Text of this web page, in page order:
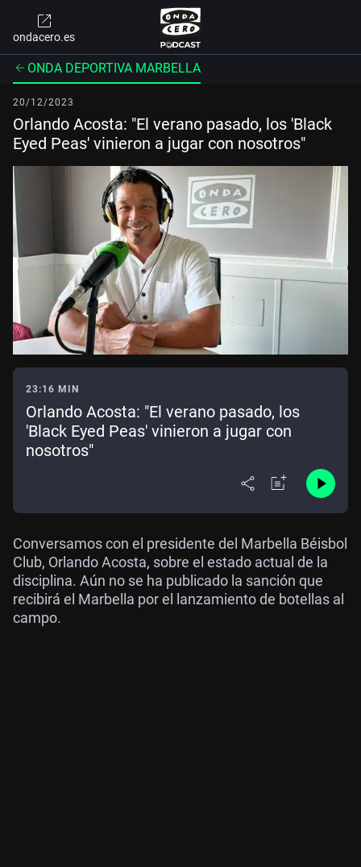
ondacero.es
ONDA DEPORTIVA MARBELLA
20/12/2023
Orlando Acosta: "El verano pasado, los 'Black
Eyed Peas' vinieron a jugar con nosotros"
23:16 MIN
Orlando Acosta: "El verano pasado, los
'Black Eyed Peas' vinieron a jugar con
nosotros"
Conversamos con el presidente del Marbella Béisbol
Club, Orlando Acosta, sobre el estado actual de la
disciplina. Aún no se ha publicado la sanción que
recibirá el Marbella por el lanzamiento de botellas al
campo.